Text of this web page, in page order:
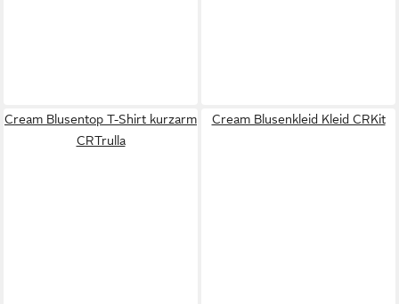
Cream Blusentop T-Shirt kurzarm
CRTrulla
Cream Blusenkleid Kleid CRKit